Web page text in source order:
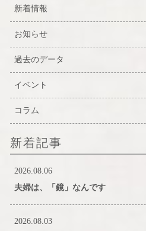
新着情報
お知らせ
過去のデータ
イベント
コラム
新着記事
2026.08.06
夫婦は、「鏡」なんです
2026.08.03